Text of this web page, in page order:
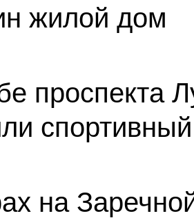
жилой дом
проспекта
на